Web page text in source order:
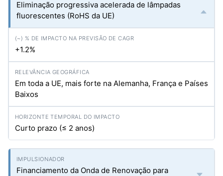
Eliminação progressiva acelerada de lâmpadas
fluorescentes (RoHS da UE)
+1.2%
Em toda a UE, mais forte na Alemanha, França e Países
Baixos
Curto prazo (≤ 2 anos)
Financiamento da Onda de Renovação para